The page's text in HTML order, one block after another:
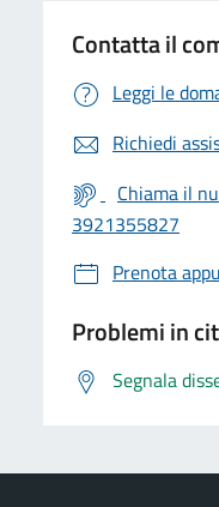
Contatta il
Leggi le
Richiedi
Chiama il
3921355827
Prenota
Problemi in
Segnala